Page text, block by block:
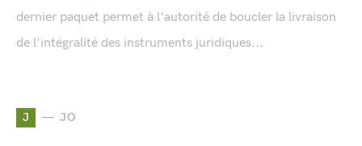
dernier paquet permet à l'autorité de boucler la livraison
de l'intégralité des instruments juridiques...
J JO